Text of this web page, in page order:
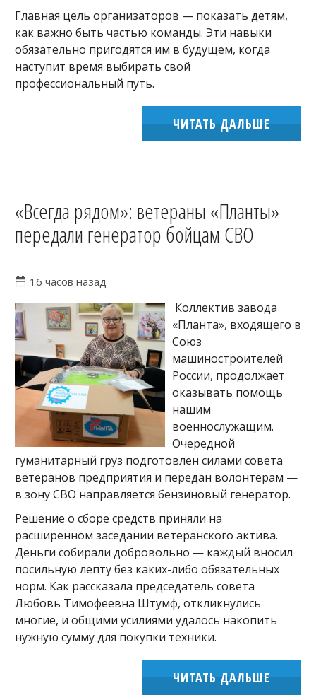
Главная цель организаторов — показать детям,
как важно быть частью команды. Эти навыки
обязательно пригодятся им в будущем, когда
наступит время выбирать свой
профессиональный путь.
ЧИТАТЬ ДАЛЬШЕ
«Всегда рядом»: ветераны «Планты»
передали генератор бойцам СВО
16 часов назад
Коллектив завода
«Планта», входящего в
Союз
машиностроителей
России, продолжает
оказывать помощь
нашим
военнослужащим.
Очередной
гуманитарный груз подготовлен силами совета
ветеранов предприятия и передан волонтерам —
в зону СВО направляется бензиновый генератор.
Решение о сборе средств приняли на
расширенном заседании ветеранского актива.
Деньги собирали добровольно — каждый вносил
посильную лепту без каких-либо обязательных
норм. Как рассказала председатель совета
Любовь Тимофеевна Штумф, откликнулись
многие, и общими усилиями удалось накопить
нужную сумму для покупки техники.
ЧИТАТЬ ДАЛЬШЕ